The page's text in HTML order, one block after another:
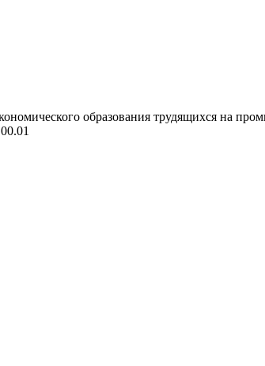
образования трудящихся на